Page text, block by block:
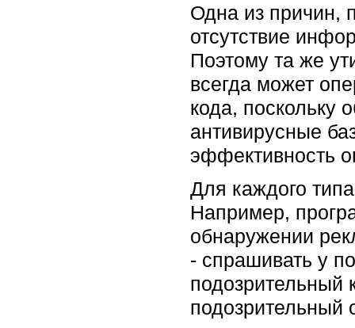
Одна из причин,
отсутствие
Поэтому та же
всегда может
кода, поскольку
антивирусные
эффективность
Для каждого
Например,
обнаружении
- спрашивать у
подозрительный
подозрительный